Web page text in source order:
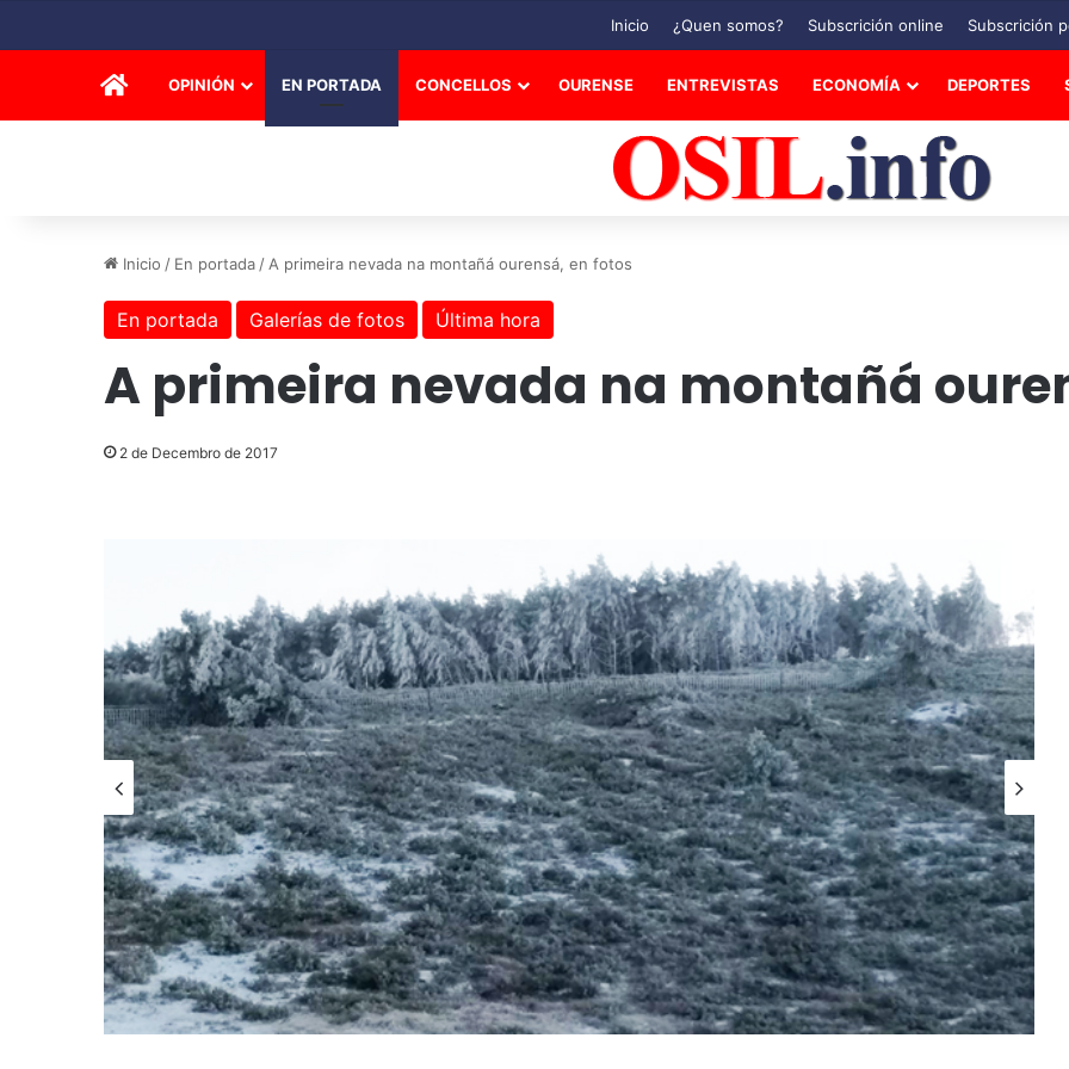
Inicio ¿Quen somos? Subscrición online Subscrición
INICIOOPINIÓN EN PORTADA CONCELLOS OURENSE ENTREVISTAS ECONOMÍA DEPORTES
Inicio / En portada / A primeira nevada na montañá ourensá, en fotos
En portada Galerías de fotos Última hora
A primeira nevada na montañá
2 de Decembro de 2017